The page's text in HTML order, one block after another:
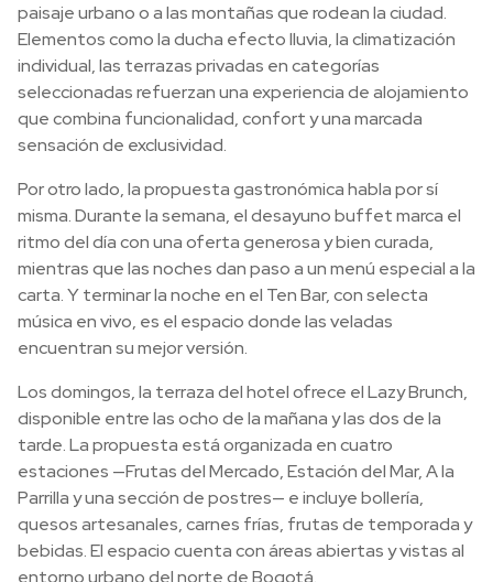
paisaje urbano o a las montañas que rodean la ciudad.
Elementos como la ducha efecto lluvia, la climatización
individual, las terrazas privadas en categorías
seleccionadas refuerzan una experiencia de alojamiento
que combina funcionalidad, confort y una marcada
sensación de exclusividad.
Por otro lado, la propuesta gastronómica habla por sí
misma. Durante la semana, el desayuno buffet marca el
ritmo del día con una oferta generosa y bien curada,
mientras que las noches dan paso a un menú especial a la
carta. Y terminar la noche en el Ten Bar, con selecta
música en vivo, es el espacio donde las veladas
encuentran su mejor versión.
Los domingos, la terraza del hotel ofrece el Lazy Brunch,
disponible entre las ocho de la mañana y las dos de la
tarde. La propuesta está organizada en cuatro
estaciones —Frutas del Mercado, Estación del Mar, A la
Parrilla y una sección de postres— e incluye bollería,
quesos artesanales, carnes frías, frutas de temporada y
bebidas. El espacio cuenta con áreas abiertas y vistas al
entorno urbano del norte de Bogotá.